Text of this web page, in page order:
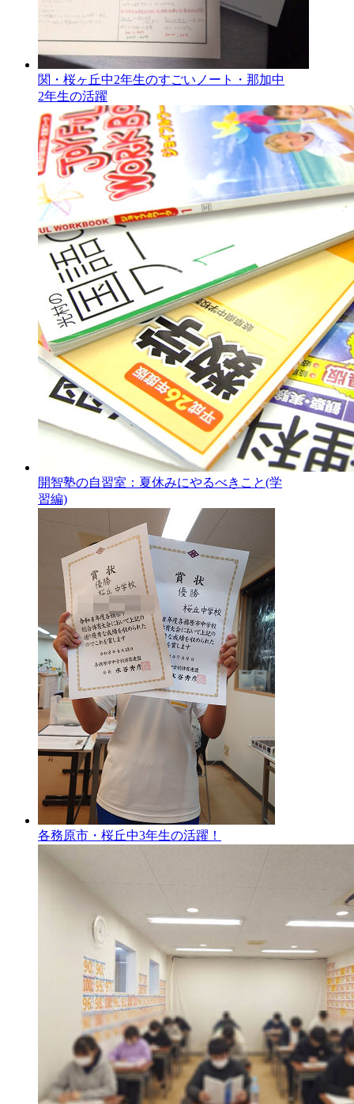
関・桜ヶ丘中2年生のすごいノート・那加中
2年生の活躍
開智塾の自習室：夏休みにやるべきこと(学
習編)
各務原市・桜丘中3年生の活躍！